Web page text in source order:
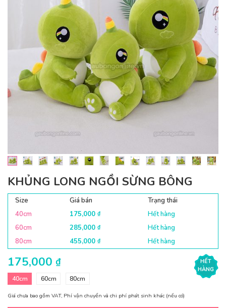
KHỦNG LONG NGỒI SỪNG BÔNG
Size Giá bán
Trạng thái
40cm
175,000₫
Hết hàng
60cm
285,000₫
Hết hàng
80cm
455,000₫ Hết hàng
HẾT
HÀNG
175,000 ₫
40cm 60cm 80cm
Giá chưa bao gồm VAT, Phí vận chuyển và chi phí phát sinh khác (nếu có)